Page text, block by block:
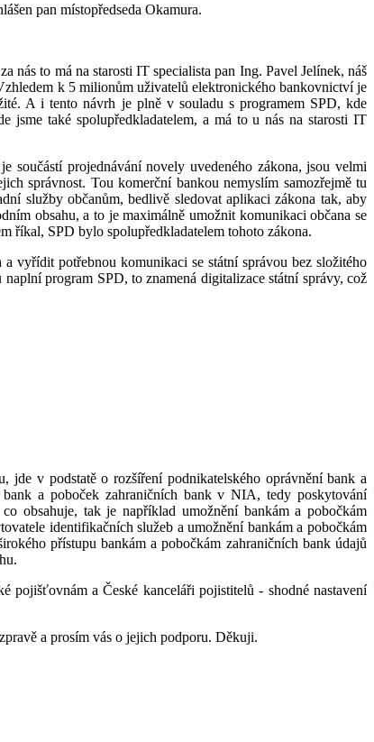
pan místopředseda Okamura.
nás to má na starosti IT specialista pan Ing. Pavel Jelínek, náš
k 5 milionům uživatelů elektronického bankovnictví je
A i tento návrh je plně v souladu s programem SPD, kde
jsme také spolupředkladatelem, a má to u nás na starosti IT
součástí projednávání novely uvedeného zákona, jsou velmi
správnost. Tou komerční bankou nemyslím samozřejmě tu
služby občanům, bedlivě sledovat aplikaci zákona tak, aby
obsahu, a to je maximálně umožnit komunikaci občana se
říkal, SPD bylo spolupředkladatelem tohoto zákona.
vyřídit potřebnou komunikaci se státní správou bez složitého
program SPD, to znamená digitalizace státní správy, což
v podstatě o rozšíření podnikatelského oprávnění bank a
a poboček zahraničních bank v NIA, tedy poskytování
obsahuje, tak je například umožnění bankám a pobočkám
identifikačních služeb a umožnění bankám a pobočkám
přístupu bankám a pobočkám zahraničních bank údajů
pojišťovnám a České kanceláři pojistitelů - shodné nastavení
a prosím vás o jejich podporu. Děkuji.